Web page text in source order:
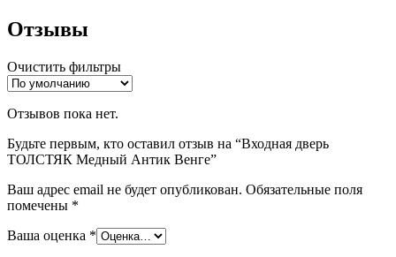
Отзывы
Очистить фильтры
Отзывов пока нет.
Будьте первым, кто оставил отзыв на “Входная дверь
ТОЛСТЯК Медный Антик Венге”
Ваш адрес email не будет опубликован. Обязательные поля
помечены *
Ваша оценка *